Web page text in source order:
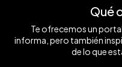
Qué
Te ofrecemos un
informa, pero también
de lo que